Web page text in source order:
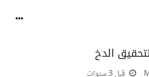
قبل 3 سنوات